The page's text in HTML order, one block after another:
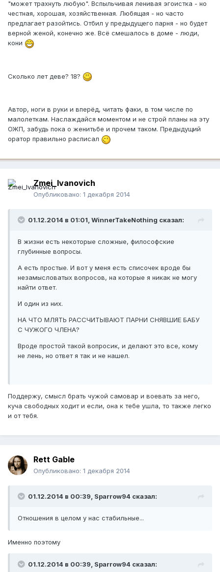
"может трахнуть любую". Вспыльчивая ленивая эгоистка - но
честная, хорошая, хозяйственная. Любящая - но часто
предлагает разойтись. Отбил у предыдущего парня - но будет
верной женой, конечно же. Всё смешалось в доме - люди,
кони
Сколько лет деве? 18?
Автор, ноги в руки и вперёд, читать факи, в том числе по
малолеткам. Наслаждайся моментом и не строй планы на эту
ОЖП, забудь пока о женитьбе и прочем таком. Предыдущий
оратор правильно расписал
Zmei_Ivanovich
Опубликовано: 1 декабря 2014
01.12.2014 в 01:01, WinnerTakeNothing сказал:
В жизни есть некоторые сложные, философские
глубинные вопросы.
А есть простые. И вот у меня есть списочек вроде бы
незамысловатых вопросов, на которые я никак не могу
найти ответ.
И один из них.
НА ЧТО МЛЯТЬ РАССЧИТЫВАЮТ ПАРНИ СНЯВШИЕ БАБУ
С ЧУЖОГО ЧЛЕНА?
Вроде простой такой вопросик, и делают это все, кому
не лень, но ответ я так и не нашел.
Поддержу, смысл брать чужой самовар и воевать за него,
куча свободных ходит и если, она к тебе ушла, то также легко
и от тебя.
Rett Gable
Опубликовано: 1 декабря 2014
01.12.2014 в 00:39, Sparrow94 сказал:
Отношения в целом у нас стабильные...
Именно поэтому
01.12.2014 в 00:39, Sparrow94 сказал: